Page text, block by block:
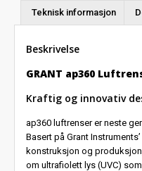
Teknisk informasjon
Beskrivelse
GRANT ap360
Kraftig og innovativ
ap360 luftrenser er neste
Basert på Grant
konstruksjon og
om ultrafiolett lys (UVC)